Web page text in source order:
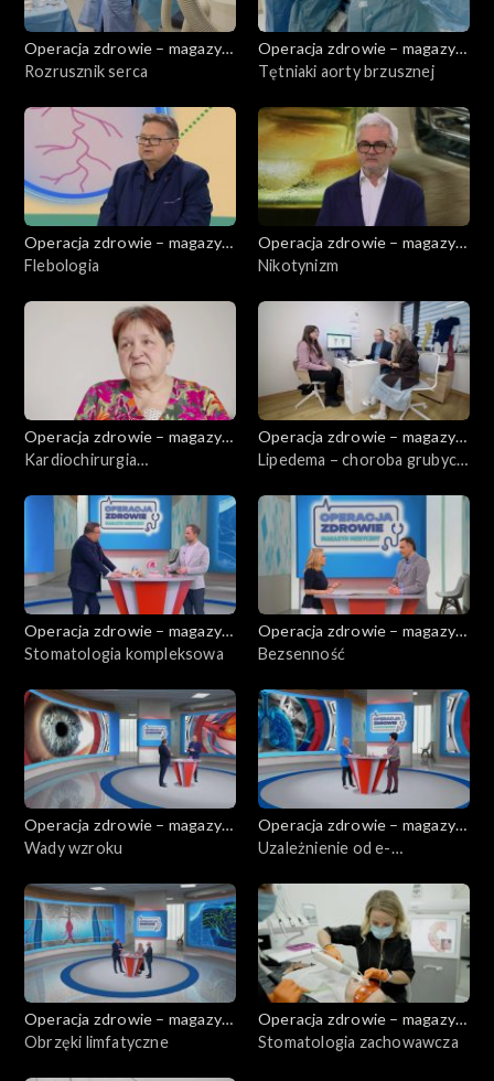
Operacja zdrowie – magazyn
medyczny
Rozrusznik serca
Operacja zdrowie – magazyn
medyczny
Tętniaki aorty brzusznej
Operacja zdrowie – magazyn
medyczny
Flebologia
Operacja zdrowie – magazyn
medyczny
Nikotynizm
Operacja zdrowie – magazyn
medyczny
Kardiochirurgia
Operacja zdrowie – magazyn
medyczny
Lipedema – choroba grubych
Operacja zdrowie – magazyn
medyczny
Stomatologia kompleksowa
Operacja zdrowie – magazyn
medyczny
Bezsenność
Operacja zdrowie – magazyn
medyczny
Wady wzroku
Operacja zdrowie – magazyn
medyczny
Uzależnienie od e-
Operacja zdrowie – magazyn
medyczny
Obrzęki limfatyczne
Operacja zdrowie – magazyn
medyczny
Stomatologia zachowawcza